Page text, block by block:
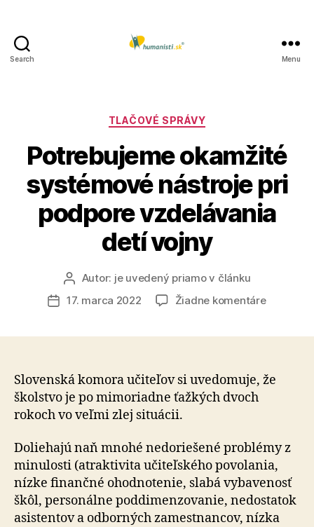
Search Menu
Kategórie
TLAČOVÉ SPRÁVY
Potrebujeme okamžité
systémové nástroje pri
podpore vzdelávania
detí vojny
Autor
článku
Autor: je uvedený priamo v článku
Dátum
17. marca 2022 Žiadne komentárena
pri
Slovenská komora učiteľov si uvedomuje, že
školstvo je po mimoriadne ťažkých dvoch
rokoch vo veľmi zlej situácii.
Doliehajú naň mnohé nedoriešené problémy z
minulosti (atraktivita učiteľského povolania,
nízke finančné ohodnotenie, slabá vybavenosť
škôl, personálne poddimenzovanie, nedostatok
asistentov a odborných zamestnancov, nízka